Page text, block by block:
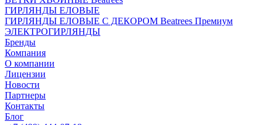
ГИРЛЯНДЫ ЕЛОВЫЕ
ГИРЛЯНДЫ ЕЛОВЫЕ С ДЕКОРОМ Beatrees Премиум
ЭЛЕКТРОГИРЛЯНДЫ
Бренды
Компания
О компании
Лицензии
Новости
Партнеры
Контакты
Блог